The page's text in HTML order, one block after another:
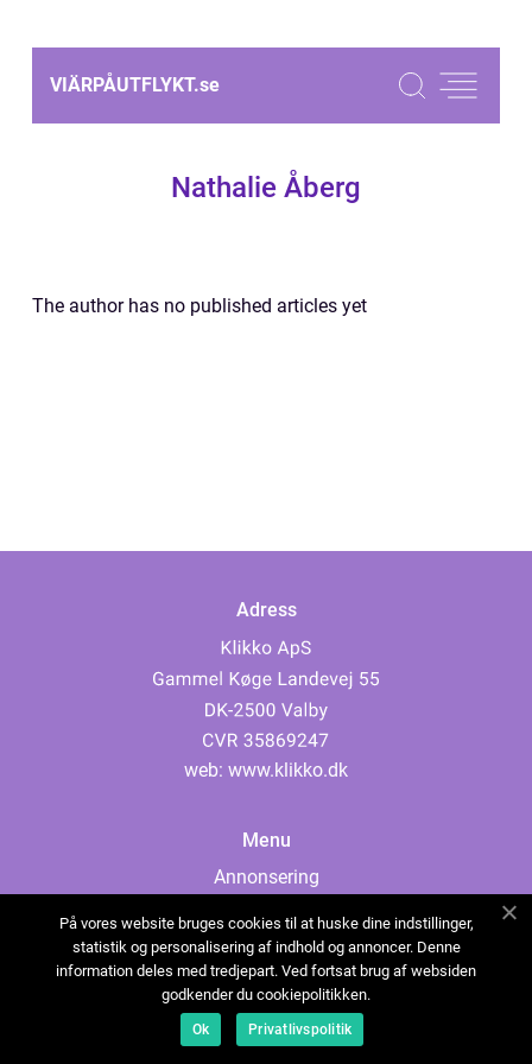
VIÄRPÅUTFLYKT.se
Nathalie Åberg
The author has no published articles yet
Adress
web: www.klikko.dk
Menu
Annonsering
Cookies
Kontakta oss
Sitemap
På vores website bruges cookies til at huske dine indstillinger,
statistik og personalisering af indhold og annoncer. Denne
information deles med tredjepart. Ved fortsat brug af websiden
godkender du cookiepolitikken.
Ok Privatlivspolitik